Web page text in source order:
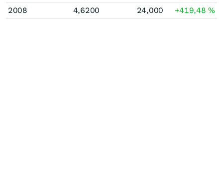
2008
4,6200 24,000 +419,48%